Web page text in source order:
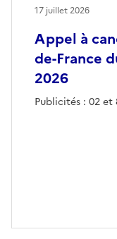
Appel à
de-France
2026
Publicités : 02 et
17 juillet 2026